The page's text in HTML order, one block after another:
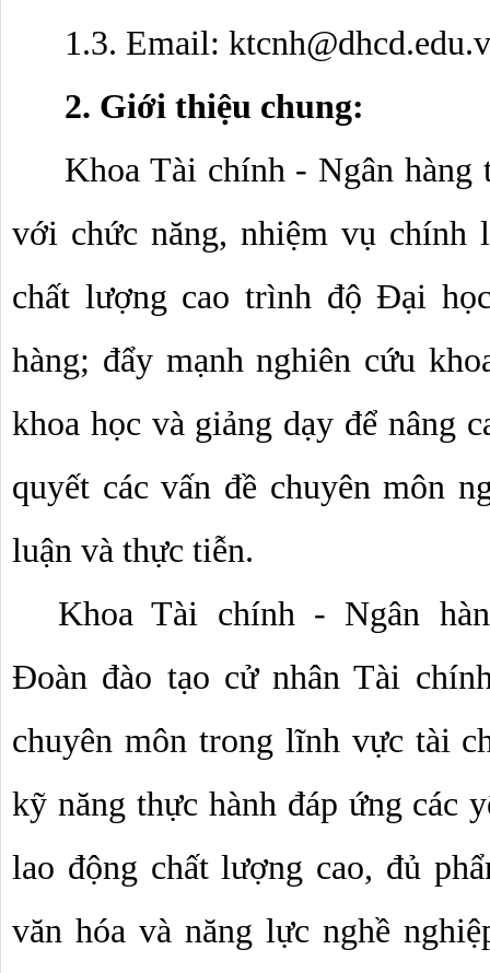
1.3. Email:
2. Giới thiệu chung:
Khoa Tài chính - Ngân hàng
với chức năng, nhiệm vụ chính
chất lượng cao trình độ Đại
hàng; đẩy mạnh nghiên cứu
khoa học và giảng dạy để nâng
quyết các vấn đề chuyên môn
luận và thực tiễn.
Khoa Tài chính - Ngân
Đoàn đào tạo cử nhân Tài
chuyên môn trong lĩnh vực tài
kỹ năng thực hành đáp ứng các
lao động chất lượng cao, đủ
văn hóa và năng lực nghề